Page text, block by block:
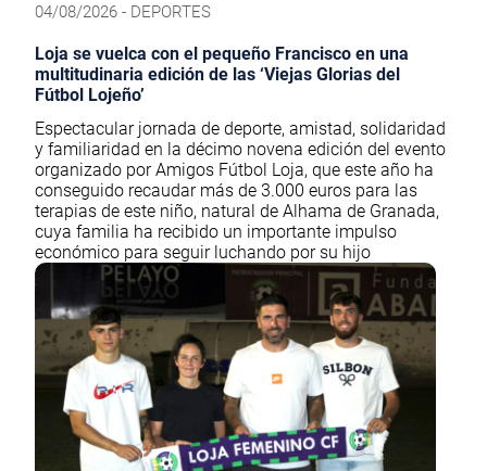
04/08/2026 - DEPORTES
Loja se vuelca con el pequeño Francisco en una
multitudinaria edición de las ‘Viejas Glorias del
Fútbol Lojeño’
Espectacular jornada de deporte, amistad, solidaridad
y familiaridad en la décimo novena edición del evento
organizado por Amigos Fútbol Loja, que este año ha
conseguido recaudar más de 3.000 euros para las
terapias de este niño, natural de Alhama de Granada,
cuya familia ha recibido un importante impulso
económico para seguir luchando por su hijo